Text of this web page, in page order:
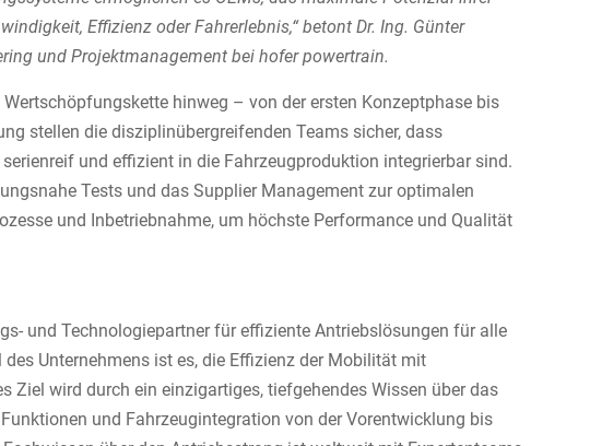
Effizienz oder Fahrerlebnis,“ betont Dr. Ing. Günter
und Projektmanagement bei hofer powertrain.
hinweg – von der ersten Konzeptphase bis
stellen die disziplinübergreifenden Teams sicher, dass
und effizient in die Fahrzeugproduktion integrierbar sind.
Tests und das Supplier Management zur optimalen
und Inbetriebnahme, um höchste Performance und Qualität
und Technologiepartner für effiziente Antriebslösungen für alle
Unternehmens ist es, die Effizienz der Mobilität mit
Ziel wird durch ein einzigartiges, tiefgehendes Wissen über das
und Fahrzeugintegration von der Vorentwicklung bis